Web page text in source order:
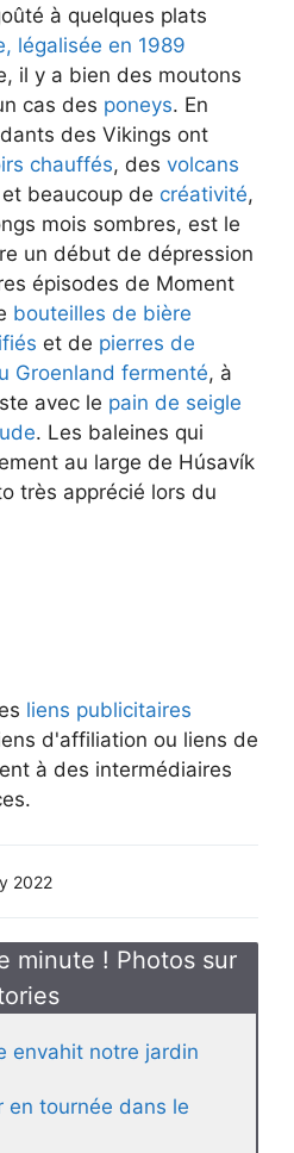
à quelques plats
légalisée en 1989
il y a bien des moutons
cas des poneys. En
des Vikings ont
chauffés, des volcans
et beaucoup de créativité,
mois sombres, est le
un début de dépression
épisodes de Moment
bouteilles de bière
et de pierres de
Groenland fermenté, à
avec le pain de seigle
. Les baleines qui
au large de Húsavík
très apprécié lors du
liens publicitaires
d'affiliation ou liens de
à des intermédiaires
2022
minute ! Photos sur
envahit notre jardin
en tournée dans le